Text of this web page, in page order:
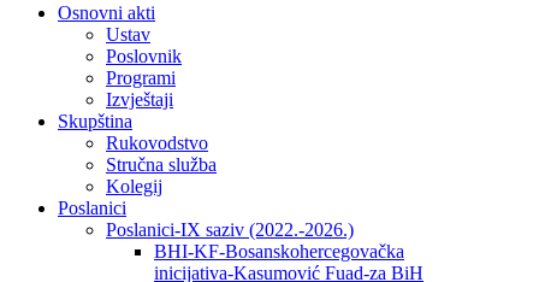
Osnovni akti
Ustav
Poslovnik
Programi
Izvještaji
Skupština
Rukovodstvo
Stručna služba
Kolegij
Poslanici
Poslanici-IX saziv (2022.-2026.)
BHI-KF-Bosanskohercegovačka
inicijativa-Kasumović Fuad-za BiH